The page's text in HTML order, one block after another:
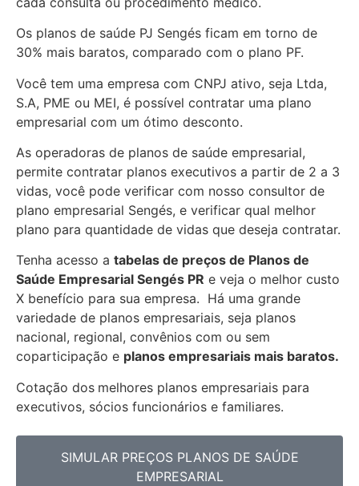
Os planos de saúde PJ Sengés ficam em torno de
30% mais baratos, comparado com o plano PF.
Você tem uma empresa com CNPJ ativo, seja Ltda,
S.A, PME ou MEI, é possível contratar uma plano
empresarial com um ótimo desconto.
As operadoras de planos de saúde empresarial,
permite contratar planos executivos a partir de 2 a 3
vidas, você pode verificar com nosso consultor de
plano empresarial Sengés, e verificar qual melhor
plano para quantidade de vidas que deseja contratar.
Tenha acesso a tabelas de preços de Planos de
Saúde Empresarial Sengés PR e veja o melhor custo
X benefício para sua empresa. Há uma grande
variedade de planos empresariais, seja planos
nacional, regional, convênios com ou sem
coparticipação e planos empresariais mais baratos.
Cotação dos melhores planos empresariais para
executivos, sócios funcionários e familiares.
SIMULAR PREÇOS PLANOS DE SAÚDE
EMPRESARIAL